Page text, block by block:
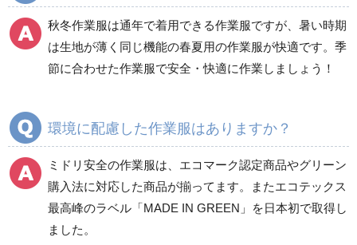
食品産業用長袖
食品産業用半袖
ワークパンツ
春夏ワークパンツ作業
ズボン
秋冬ワークパンツ作業
カーゴパンツ
春夏カーゴパンツ作業
ズボン
秋冬作業服は通年で着用できる作業服ですが、暑い時期
は生地が薄く同じ機能の春夏用の作業服が快適です。季
節に合わせた作業服で安全・快適に作業しましょう！
環境に配慮した作業服はありますか？
ミドリ安全の作業服は、エコマーク認定商品やグリーン
購入法に対応した商品が揃ってます。またエコテックス
最高峰のラベル「MADE IN GREEN」を日本初で取得し
ました。